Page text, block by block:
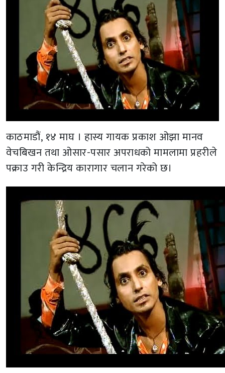
काठमाडौं, १४ माघ । हास्य गायक प्रकाश ओझा मानव
वेचबिखन तथा ओसार-पसार अपराधको मामलामा प्रहरीले
पक्राउ गरी केन्द्रिय कारागार चलान गरेको छ।